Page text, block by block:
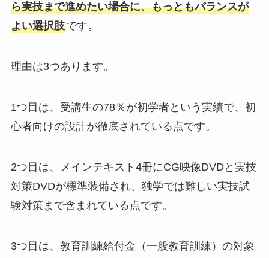
ら実技まで進めたい場合に、もっともバランスが
よい選択肢です。
理由は3つあります。
1つ目は、受講生の78％が初学者という実績で、初
心者向けの設計が徹底されている点です。
2つ目は、メインテキスト4冊にCG映像DVDと実技
対策DVDが標準装備され、独学では難しい実技試
験対策まで含まれている点です。
3つ目は、教育訓練給付金（一般教育訓練）の対象